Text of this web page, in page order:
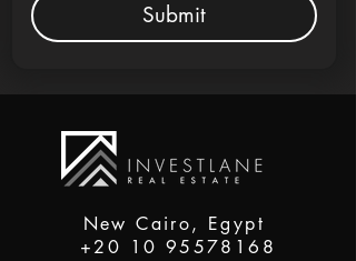
Submit
New Cairo, Egypt
+20 10 95578168